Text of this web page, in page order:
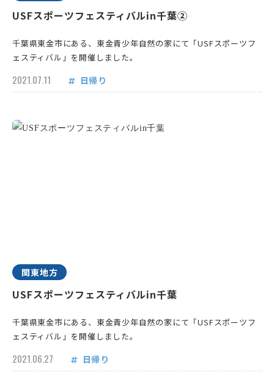
USFスポーツフェスティバルin千葉②
千葉県東金市にある、東金青少年自然の家にて「USFスポーツフ
ェスティバル」を開催しました。
2021.07.11 日帰り
関東地方
USFスポーツフェスティバルin千葉
千葉県東金市にある、東金青少年自然の家にて「USFスポーツフ
ェスティバル」を開催しました。
2021.06.27 日帰り